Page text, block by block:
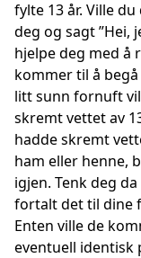
fylte 13 år. Ville
deg og sagt ”Hei,
hjelpe deg med å
kommer til å begå
litt sunn fornuft
skremt vettet av
hadde skremt
ham eller henne,
igjen. Tenk deg
fortalt det til dine
Enten ville de
eventuell identisk